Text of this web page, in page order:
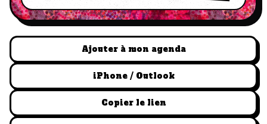
Ajouter à mon agenda
iPhone / Outlook
Copier le lien